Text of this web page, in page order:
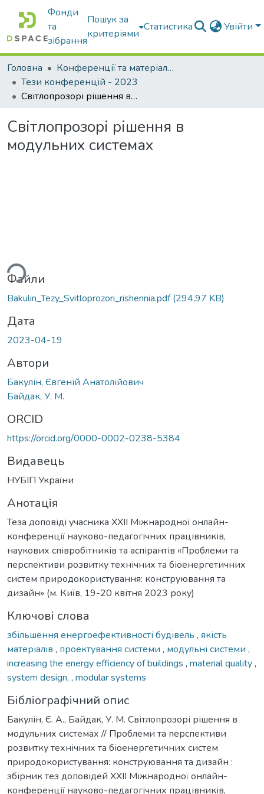
Фонди
та
зібрання
Пошук за
критеріями
Статистика Увійти
Головна
Конференції та матеріали конференцій
Тези конференцій - 2023
Світлопрозорі рішення в модульних системах
Світлопрозорі рішення в
модульних системах
Файли
Bakulin_Tezy_Svitloprozori_rishennia.pdf(294,97 KB)
Дата
2023-04-19
Автори
Бакулін, Євгеній Анатолійович
Байдак, У. М.
ORCID
https://orcid.org/0000-0002-0238-5384
Видавець
НУБІП України
Анотація
Теза доповіді учасника ХXІI Міжнародної онлайн-
конференції науково-педагогічних працівників,
наукових співробітників та аспірантів «Проблеми та
перспективи розвитку технічних та біоенергетичних
систем природокористування: конструювання та
дизайн» (м. Київ, 19-20 квітня 2023 року)
Ключові слова
збільшення енергоефективності будівель , якість
матеріалів , проектування системи , модульні системи ,
increasing the energy efficiency of buildings , material quality,
system design, , modular systems
Бібліографічний опис
Бакулін, Є. А., Байдак, У. М. Світлопрозорі рішення в
модульних системах // Проблеми та перспективи
розвитку технічних та біоенергетичних систем
природокористування: конструювання та дизайн :
збірник тез доповідей ХXІI Міжнародної онлайн-
конференції науково-педагогічних працівників,